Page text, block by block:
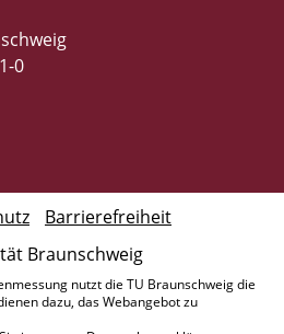
0
Braunschweig
Barrierefreiheit
nutzt die TU Braunschweig die
dazu, das Webangebot zu